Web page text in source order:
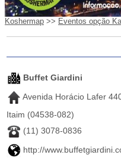
Koshermap >> Eventos opção
Buffet Giardini
Avenida Horácio Lafer
Itaim (04538-082)
(11) 3078-0836
http://